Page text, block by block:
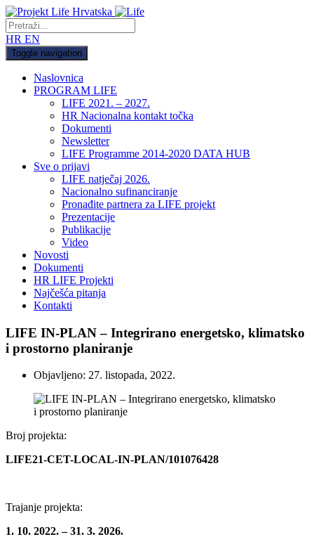
HR EN
Toggle navigation
Naslovnica
PROGRAM LIFE
LIFE 2021. – 2027.
HR Nacionalna kontakt točka
Dokumenti
Newsletter
LIFE Programme 2014-2020 DATA HUB
Sve o prijavi
LIFE natječaj 2026.
Nacionalno sufinanciranje
Pronađite partnera za LIFE projekt
Prezentacije
Publikacije
Video
Novosti
Dokumenti
HR LIFE Projekti
Najčešća pitanja
Kontakti
LIFE IN-PLAN – Integrirano energetsko, klimatsko
i prostorno planiranje
Objavljeno: 27. listopada, 2022.
Broj projekta:
LIFE21-CET-LOCAL-IN-PLAN/101076428
Trajanje projekta:
1. 10. 2022. – 31. 3. 2026.